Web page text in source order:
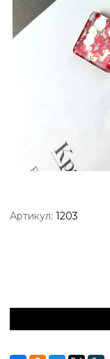
Артикул: 1203